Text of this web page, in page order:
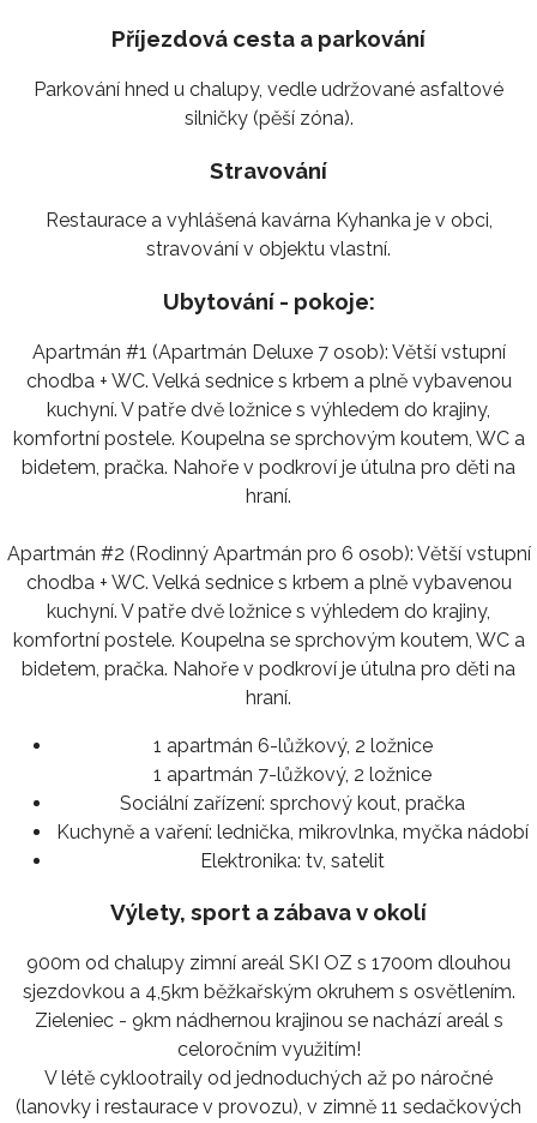
Příjezdová cesta a parkování
Parkování hned u chalupy, vedle udržované asfaltové
silničky (pěší zóna).
Stravování
Restaurace a vyhlášená kavárna Kyhanka je v obci,
stravování v objektu vlastní.
Ubytování - pokoje:
Apartmán #1 (Apartmán Deluxe 7 osob): Větší vstupní
chodba + WC. Velká sednice s krbem a plně vybavenou
kuchyní. V patře dvě ložnice s výhledem do krajiny,
komfortní postele. Koupelna se sprchovým koutem, WC a
bidetem, pračka. Nahoře v podkroví je útulna pro děti na
hraní.
Apartmán #2 (Rodinný Apartmán pro 6 osob): Větší vstupní
chodba + WC. Velká sednice s krbem a plně vybavenou
kuchyní. V patře dvě ložnice s výhledem do krajiny,
komfortní postele. Koupelna se sprchovým koutem, WC a
bidetem, pračka. Nahoře v podkroví je útulna pro děti na
hraní.
1 apartmán 6-lůžkový, 2 ložnice
1 apartmán 7-lůžkový, 2 ložnice
Sociální zařízení: sprchový kout, pračka
Kuchyně a vaření: lednička, mikrovlnka, myčka nádobí
Elektronika: tv, satelit
Výlety, sport a zábava v okolí
900m od chalupy zimní areál SKI OZ s 1700m dlouhou
sjezdovkou a 4,5km běžkařským okruhem s osvětlením.
Zieleniec - 9km nádhernou krajinou se nachází areál s
celoročním využitím!
V létě cyklootraily od jednoduchých až po náročné
(lanovky i restaurace v provozu), v zimně 11 sedačkových